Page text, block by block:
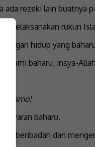
rezeki lain buatnya
melaksanakan rukun
hidup yang
suami baharu, insya-
Kosmo!
baharu.
beribadah dan